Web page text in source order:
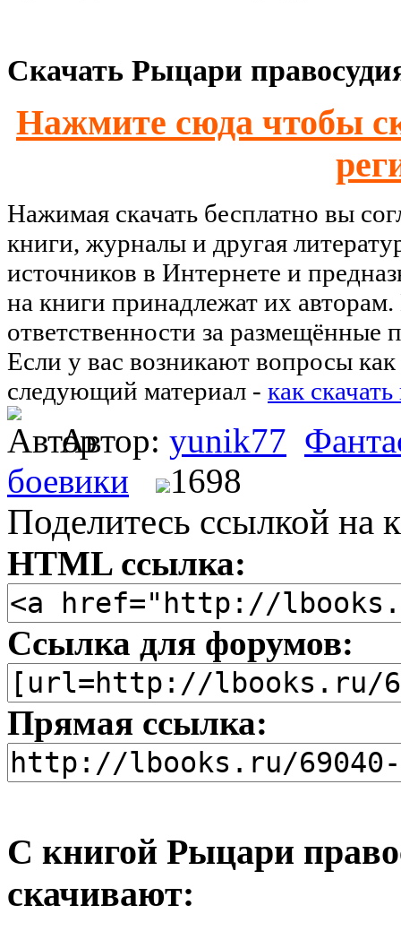
Скачать Рыцари
Нажмите сюда чтобы
Нажимая скачать бесплатно вы
книги, журналы и другая
источников в Интернете и
на книги принадлежат их
ответственности за размещённые
Если у вас возникают вопросы как
следующий материал - как
Автор: yunik77
боевики
1698
Поделитесь ссылкой на
HTML ссылка:
Ссылка для форумов:
Прямая ссылка:
С книгой Рыцари
скачивают: